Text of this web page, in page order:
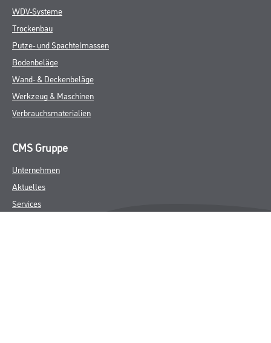
WDV-Systeme
Trockenbau
Putze- und Spachtelmassen
Bodenbeläge
Wand- & Deckenbeläge
Werkzeug & Maschinen
Verbrauchsmaterialien
CMS Gruppe
Unternehmen
Aktuelles
Services